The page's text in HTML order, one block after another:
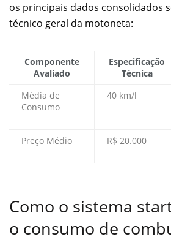
os principais dados consolidados
técnico geral da motoneta:
Componente
Avaliado
Especificação
Técnica
Média de
Consumo
40 km/l
Preço Médio
R$ 20.000
Como o sistema
o consumo de